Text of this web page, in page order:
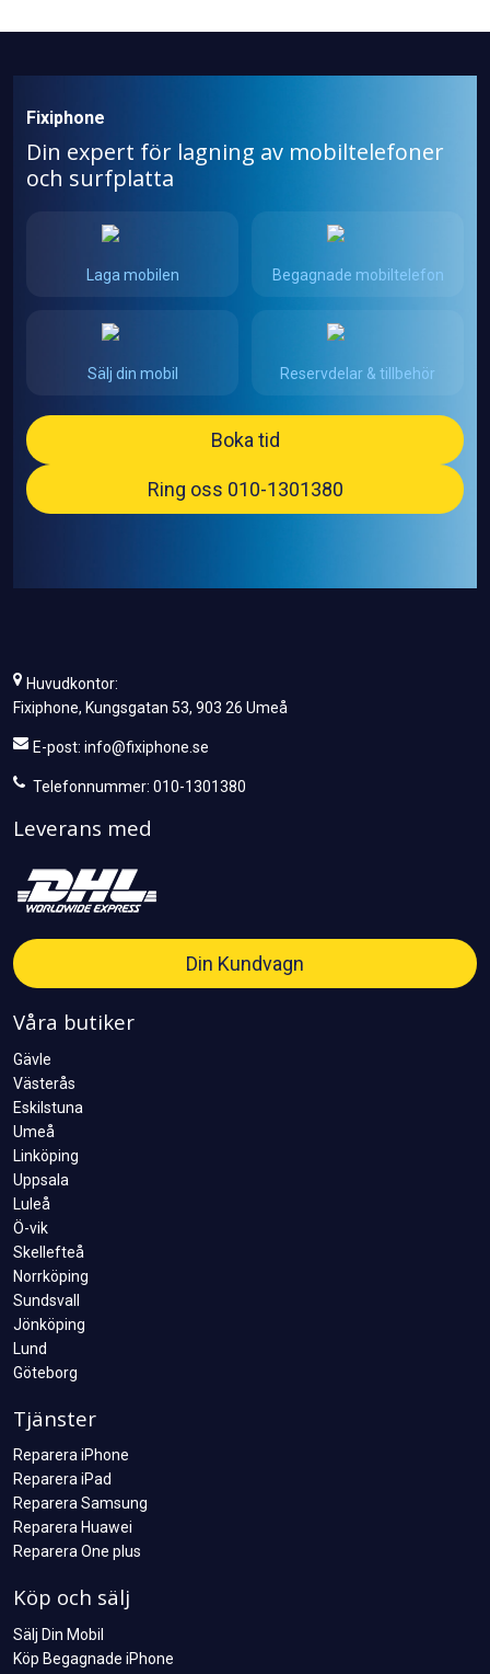
Fixiphone
Din expert för lagning av mobiltelefoner
och surfplatta
Laga mobilen Begagnade mobiltelefon
Sälj din mobil Reservdelar & tillbehör
Boka tid
Ring oss 010-1301380
Huvudkontor:
Fixiphone, Kungsgatan 53, 903 26 Umeå
E-post: info@fixiphone.se
Telefonnummer: 010-1301380
Leverans med
Din Kundvagn
Våra butiker
Gävle
Västerås
Eskilstuna
Umeå
Linköping
Uppsala
Luleå
Ö-vik
Skellefteå
Norrköping
Sundsvall
Jönköping
Lund
Göteborg
Tjänster
Reparera iPhone
Reparera iPad
Reparera Samsung
Reparera Huawei
Reparera One plus
Köp och sälj
Sälj Din Mobil
Köp Begagnade iPhone